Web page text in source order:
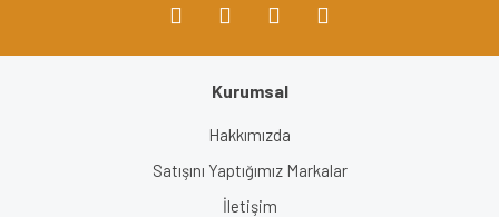
Kurumsal
Hakkımızda
Satışını Yaptığımız Markalar
İletişim